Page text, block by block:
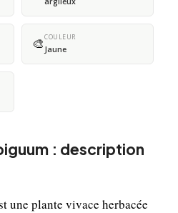
🎨COULEUR
Jaune
: description
une plante vivace herbacée